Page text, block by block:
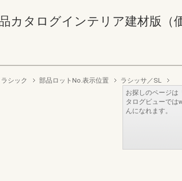
カタログインテリア建材版（
シック 部品ロットNo.表示位置 ラシッサ／SL
お探しのページは
タログビューでは
んになれます。